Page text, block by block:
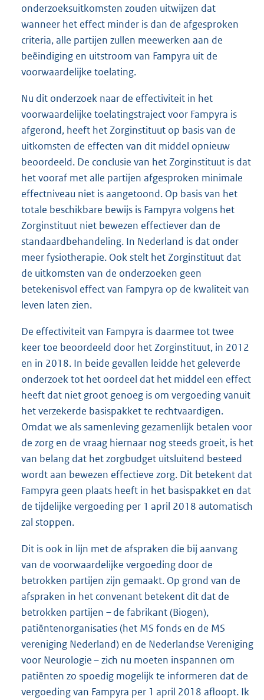
onderzoeksuitkomsten zouden uitwijzen dat
wanneer het effect minder is dan de afgesproken
criteria, alle partijen zullen meewerken aan de
beëindiging en uitstroom van Fampyra uit de
voorwaardelijke toelating.
Nu dit onderzoek naar de effectiviteit in het
voorwaardelijke toelatingstraject voor Fampyra is
afgerond, heeft het Zorginstituut op basis van de
uitkomsten de effecten van dit middel opnieuw
beoordeeld. De conclusie van het Zorginstituut is dat
het vooraf met alle partijen afgesproken minimale
effectniveau niet is aangetoond. Op basis van het
totale beschikbare bewijs is Fampyra volgens het
Zorginstituut niet bewezen effectiever dan de
standaardbehandeling. In Nederland is dat onder
meer fysiotherapie. Ook stelt het Zorginstituut dat
de uitkomsten van de onderzoeken geen
betekenisvol effect van Fampyra op de kwaliteit van
leven laten zien.
De effectiviteit van Fampyra is daarmee tot twee
keer toe beoordeeld door het Zorginstituut, in 2012
en in 2018. In beide gevallen leidde het geleverde
onderzoek tot het oordeel dat het middel een effect
heeft dat niet groot genoeg is om vergoeding vanuit
het verzekerde basispakket te rechtvaardigen.
Omdat we als samenleving gezamenlijk betalen voor
de zorg en de vraag hiernaar nog steeds groeit, is het
van belang dat het zorgbudget uitsluitend besteed
wordt aan bewezen effectieve zorg. Dit betekent dat
Fampyra geen plaats heeft in het basispakket en dat
de tijdelijke vergoeding per 1 april 2018 automatisch
zal stoppen.
Dit is ook in lijn met de afspraken die bij aanvang
van de voorwaardelijke vergoeding door de
betrokken partijen zijn gemaakt. Op grond van de
afspraken in het convenant betekent dit dat de
betrokken partijen – de fabrikant (Biogen),
patiëntenorganisaties (het MS fonds en de MS
vereniging Nederland) en de Nederlandse Vereniging
voor Neurologie – zich nu moeten inspannen om
patiënten zo spoedig mogelijk te informeren dat de
vergoeding van Fampyra per 1 april 2018 afloopt. Ik